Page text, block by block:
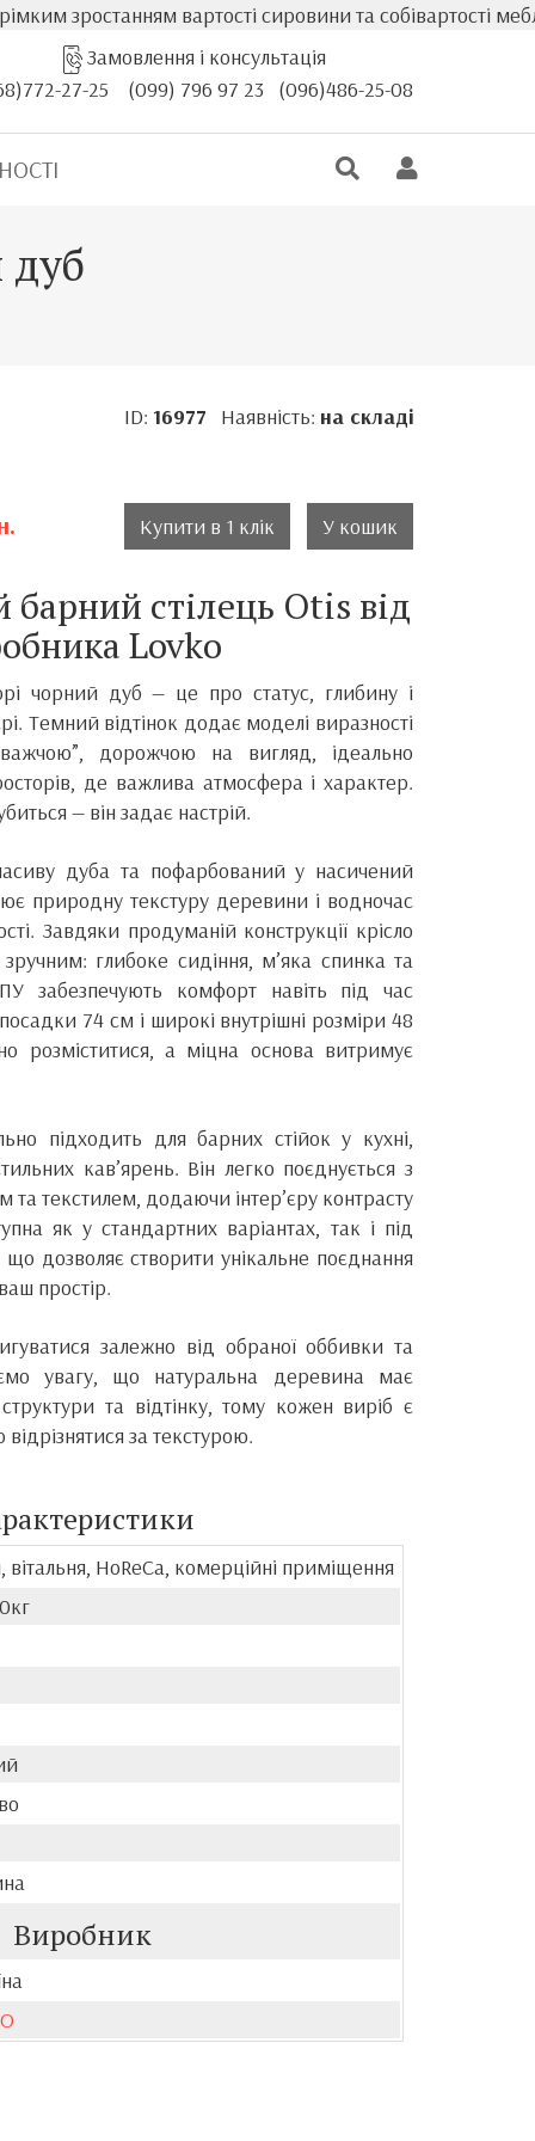
вартості сировини та собівартості меблів,
Замовлення і консультація
27-25
(099) 796 97 23 (096)486-25-08
дуб
ID: 16977 Наявність: на складі
Купити в 1 клік У кошик
стілець Otis від
Lovko
чорний дуб — це про статус, глибину і
Темний відтінок додає моделі виразності
дорожчою на вигляд, ідеально
де важлива атмосфера і характер.
— він задає настрій.
дуба та пофарбований у насичений
природну текстуру деревини і водночас
Завдяки продуманій конструкції крісло
глибоке сидіння, м’яка спинка та
забезпечують комфорт навіть під час
74 см і широкі внутрішні розміри 48
розміститися, а міцна основа витримує
підходить для барних стійок у кухні,
кав’ярень. Він легко поєднується з
текстилем, додаючи інтер’єру контрасту
як у стандартних варіантах, так і під
дозволяє створити унікальне поєднання
простір.
залежно від обраної оббивки та
увагу, що натуральна деревина має
та відтінку, тому кожен виріб є
за текстурою.
вітальня, HoReCa, комерційні приміщення
Виробник